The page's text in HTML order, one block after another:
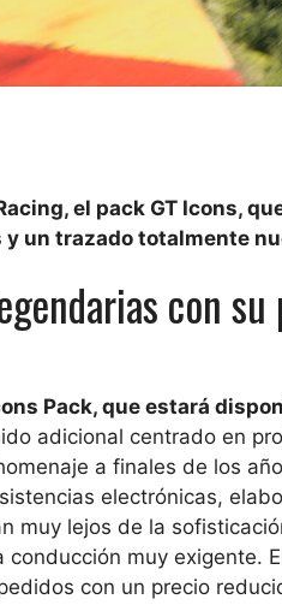
el pack GT Icons,
y un trazado totalmente
con su
Pack, que estará
adicional centrado en
a finales de los
electrónicas,
muy lejos de la
muy exigente.
con un precio